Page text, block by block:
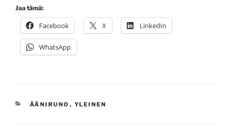
Jaa tämä:
Facebook X LinkedIn
WhatsApp
KATEGORIAT
ÄÄNIRUNO , YLEINEN